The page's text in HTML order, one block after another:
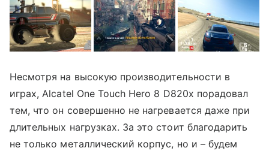
Несмотря на высокую производительности в
играх, Alcatel One Touch Hero 8 D820x порадовал
тем, что он совершенно не нагревается даже при
длительных нагрузках. За это стоит благодарить
не только металлический корпус, но и – будем